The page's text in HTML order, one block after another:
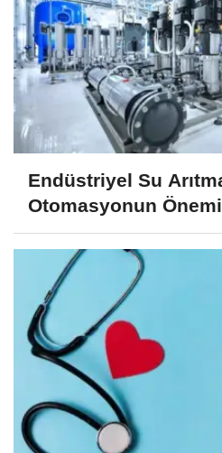
Endüstriyel Su
Otomasyonun